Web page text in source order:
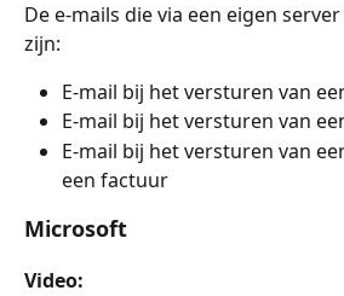
De e-mails die via een eigen
zijn:
E-mail bij het versturen van
E-mail bij het versturen van
E-mail bij het versturen van
een factuur
Microsoft
Video: